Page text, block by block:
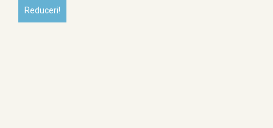
Reduceri!